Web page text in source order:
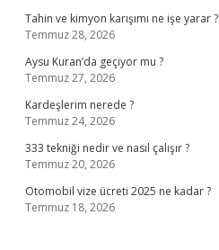
Tahin ve kimyon karışımı ne işe yarar ?
Temmuz 28, 2026
Aysu Kuran’da geçiyor mu ?
Temmuz 27, 2026
Kardeşlerim nerede ?
Temmuz 24, 2026
333 tekniği nedir ve nasıl çalışır ?
Temmuz 20, 2026
Otomobil vize ücreti 2025 ne kadar ?
Temmuz 18, 2026